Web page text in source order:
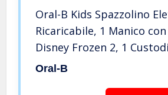
Oral-B Kids Spazzolino
Ricaricabile, 1 Manico
Disney Frozen 2, 1
Viaggio, dai 3 Anni in Su
Oral-B